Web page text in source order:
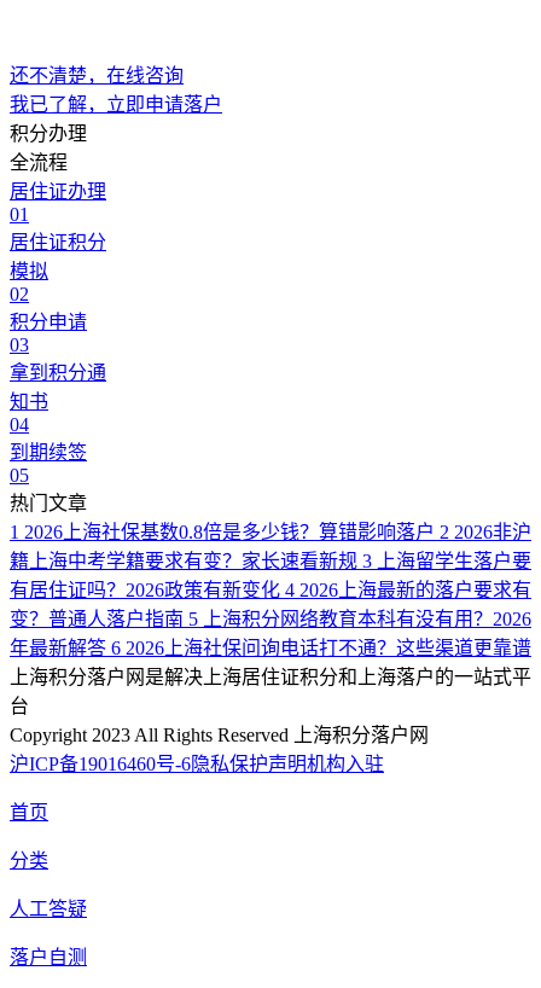
还不清楚，在线咨询
我已了解，立即申请落户
积分办理
全流程
居住证办理
01
居住证积分
模拟
02
积分申请
03
拿到积分通
知书
04
到期续签
05
热门文章
1 2026上海社保基数0.8倍是多少钱？算错影响落户 2 2026非沪
籍上海中考学籍要求有变？家长速看新规 3
上海留学生落户要
有居住证吗？2026政策有新变化 4 2026上海最新的落户要求有
变？普通人落户指南 5
上海积分网络教育本科有没有用？2026
年最新解答 6 2026上海社保问询电话打不通？这些渠道更靠谱
上海积分落户网是解决上海居住证积分和上海落户的一站式平
台
Copyright 2023 All Rights Reserved 上海积分落户网
沪ICP备19016460号-6隐私保护声明机构入驻
首页
分类
人工答疑
落户自测